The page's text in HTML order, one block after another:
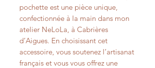
pochette est une pièce unique,
confectionnée à la main dans mon
atelier NeLoLa, à Cabrières
d’Aigues. En choisissant cet
accessoire, vous soutenez l’artisanat
français et vous vous offrez une